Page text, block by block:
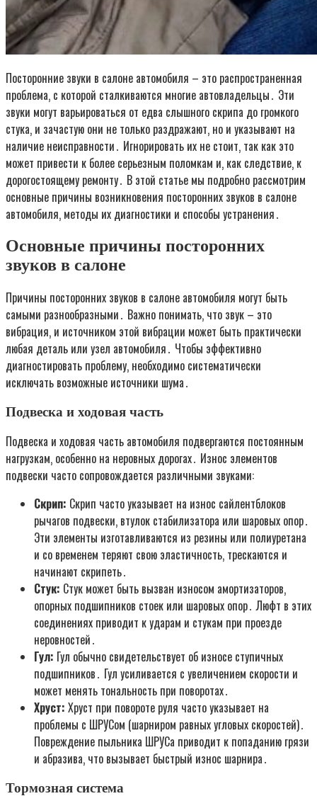
Посторонние звуки в салоне автомобиля – это распространенная
проблема‚ с которой сталкиваются многие автовладельцы․ Эти
звуки могут варьироваться от едва слышного скрипа до громкого
стука‚ и зачастую они не только раздражают‚ но и указывают на
наличие неисправности․ Игнорировать их не стоит‚ так как это
может привести к более серьезным поломкам и‚ как следствие‚ к
дорогостоящему ремонту․ В этой статье мы подробно рассмотрим
основные причины возникновения посторонних звуков в салоне
автомобиля‚ методы их диагностики и способы устранения․
Основные причины посторонних
звуков в салоне
Причины посторонних звуков в салоне автомобиля могут быть
самыми разнообразными․ Важно понимать‚ что звук – это
вибрация‚ и источником этой вибрации может быть практически
любая деталь или узел автомобиля․ Чтобы эффективно
диагностировать проблему‚ необходимо систематически
исключать возможные источники шума․
Подвеска и ходовая часть
Подвеска и ходовая часть автомобиля подвергаются постоянным
нагрузкам‚ особенно на неровных дорогах․ Износ элементов
подвески часто сопровождается различными звуками:
Скрип: Скрип часто указывает на износ сайлентблоков
рычагов подвески‚ втулок стабилизатора или шаровых опор․
Эти элементы изготавливаются из резины или полиуретана
и со временем теряют свою эластичность‚ трескаются и
начинают скрипеть․
Стук: Стук может быть вызван износом амортизаторов‚
опорных подшипников стоек или шаровых опор․ Люфт в этих
соединениях приводит к ударам и стукам при проезде
неровностей․
Гул: Гул обычно свидетельствует об износе ступичных
подшипников․ Гул усиливается с увеличением скорости и
может менять тональность при поворотах․
Хруст: Хруст при повороте руля часто указывает на
проблемы с ШРУСом (шарниром равных угловых скоростей)․
Повреждение пыльника ШРУСа приводит к попаданию грязи
и абразива‚ что вызывает быстрый износ шарнира․
Тормозная система